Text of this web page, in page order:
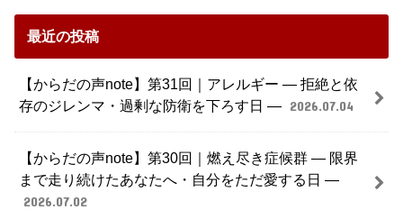
最近の投稿
【からだの声note】第31回｜アレルギー ― 拒絶と依
存のジレンマ・過剰な防衛を下ろす日 ― 2026.07.04
【からだの声note】第30回｜燃え尽き症候群 ― 限界
まで走り続けたあなたへ・自分をただ愛する日 ―
2026.07.02